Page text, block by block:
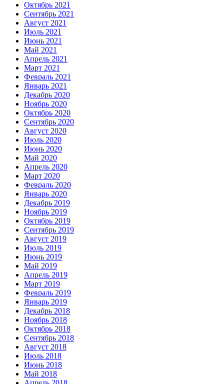
Октябрь 2021
Сентябрь 2021
Август 2021
Июль 2021
Июнь 2021
Май 2021
Апрель 2021
Март 2021
Февраль 2021
Январь 2021
Декабрь 2020
Ноябрь 2020
Октябрь 2020
Сентябрь 2020
Август 2020
Июль 2020
Июнь 2020
Май 2020
Апрель 2020
Март 2020
Февраль 2020
Январь 2020
Декабрь 2019
Ноябрь 2019
Октябрь 2019
Сентябрь 2019
Август 2019
Июль 2019
Июнь 2019
Май 2019
Апрель 2019
Март 2019
Февраль 2019
Январь 2019
Декабрь 2018
Ноябрь 2018
Октябрь 2018
Сентябрь 2018
Август 2018
Июль 2018
Июнь 2018
Май 2018